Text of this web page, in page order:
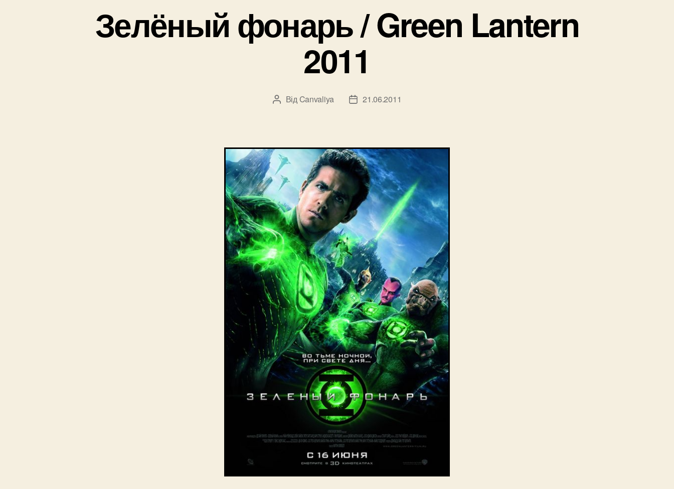
and
the
Зелёный фонарь / Green Lantern
2011
Автор
ВідCanvaliya
Дата21.06.2011